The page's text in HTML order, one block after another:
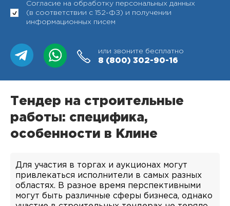
Согласие на обработку персональных данных
(в соответствии с 152-ФЗ) и получении
информационных писем
или звоните бесплатно
8 (800) 302-90-16
Тендер на строительные
работы: специфика,
особенности в Клине
Для участия в торгах и аукционах могут
привлекаться исполнители в самых разных
областях. В разное время перспективными
могут быть различные сферы бизнеса, однако